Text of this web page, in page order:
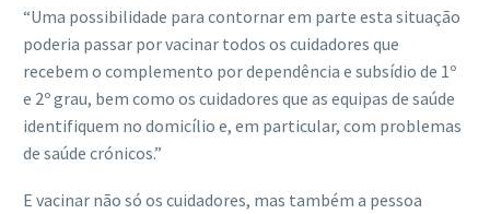
“Uma possibilidade para contornar em parte esta situação
poderia passar por vacinar todos os cuidadores que
recebem o complemento por dependência e subsídio de 1º
e 2º grau, bem como os cuidadores que as equipas de saúde
identifiquem no domicílio e, em particular, com problemas
de saúde crónicos.”
E vacinar não só os cuidadores, mas também a pessoa